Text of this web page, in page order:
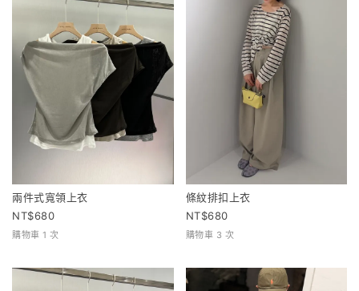
兩件式寬領上衣
680
購物車 1 次
條紋排扣上衣
680
購物車 3 次